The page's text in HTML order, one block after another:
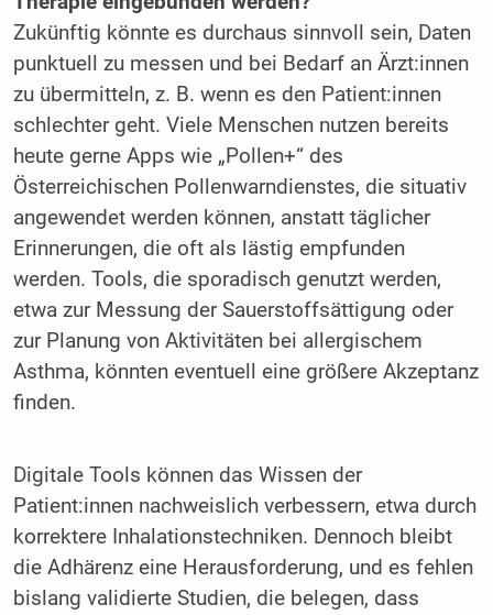
Zukünftig könnte es durchaus sinnvoll sein, Daten
punktuell zu messen und bei Bedarf an Ärzt:innen
zu übermitteln, z. B. wenn es den Patient:innen
schlechter geht. Viele Menschen nutzen bereits
heute gerne Apps wie „Pollen+“ des
Österreichischen Pollenwarndienstes, die situativ
angewendet werden können, anstatt täglicher
Erinnerungen, die oft als lästig empfunden
werden. Tools, die sporadisch genutzt werden,
etwa zur Messung der Sauerstoffsättigung oder
zur Planung von Aktivitäten bei allergischem
Asthma, könnten eventuell eine größere Akzeptanz
finden.
Digitale Tools können das Wissen der
Patient:innen nachweislich verbessern, etwa durch
korrektere Inhalationstechniken. Dennoch bleibt
die Adhärenz eine Herausforderung, und es fehlen
bislang validierte Studien, die belegen, dass